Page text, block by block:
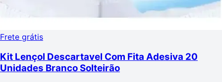
Frete grátis
Kit Lençol Descartavel Com Fita Adesiva 20
Unidades Branco Solteirão